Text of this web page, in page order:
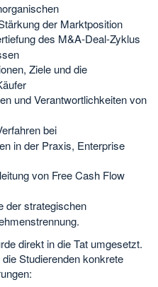
der Marktposition
des M&A-Deal-Zyklus
Ziele und die
und Verantwortlichkeiten von
bei
in der Praxis, Enterprise
von Free Cash Flow
der strategischen
direkt in die Tat umgesetzt.
Studierenden konkrete